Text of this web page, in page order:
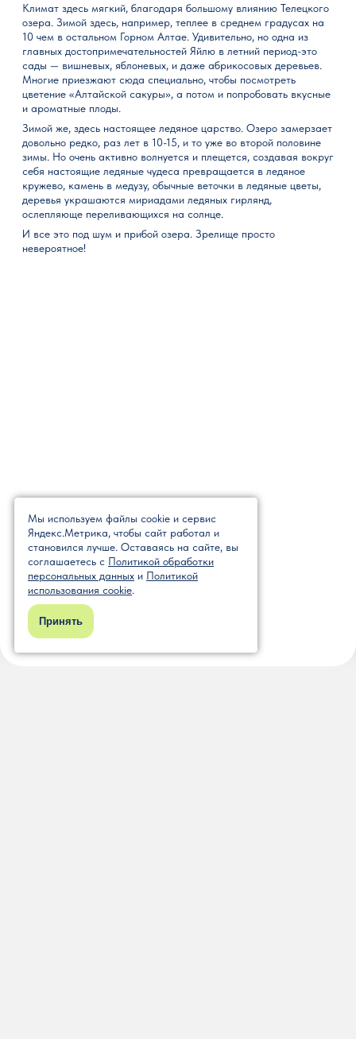
Климат здесь мягкий, благодаря большому влиянию Телецкого
озера. Зимой здесь, например, теплее в среднем градусах на
10 чем в остальном Горном Алтае. Удивительно, но одна из
главных достопримечательностей Яйлю в летний период-это
сады — вишневых, яблоневых, и даже абрикосовых деревьев.
Многие приезжают сюда специально, чтобы посмотреть
цветение «Алтайской сакуры», а потом и попробовать вкусные
и ароматные плоды.
Зимой же, здесь настоящее ледяное царство. Озеро замерзает
довольно редко, раз лет в 10-15, и то уже во второй половине
зимы. Но очень активно волнуется и плещется, создавая вокруг
себя настоящие ледяные чудеса превращается в ледяное
кружево, камень в медузу, обычные веточки в ледяные цветы,
деревья украшаются мириадами ледяных гирлянд,
ослепляюще переливающихся на солнце.
И все это под шум и прибой озера. Зрелище просто
невероятное!
Мы используем файлы cookie и сервис
Яндекс.Метрика, чтобы сайт работал и
становился лучше. Оставаясь на сайте, вы
соглашаетесь с Политикой обработки
персональных данных и Политикой
использования cookie.
Принять